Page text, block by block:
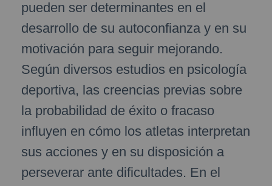
pueden ser determinantes en el
desarrollo de su autoconfianza y en su
motivación para seguir mejorando.
Según diversos estudios en psicología
deportiva, las creencias previas sobre
la probabilidad de éxito o fracaso
influyen en cómo los atletas interpretan
sus acciones y en su disposición a
perseverar ante dificultades. En el